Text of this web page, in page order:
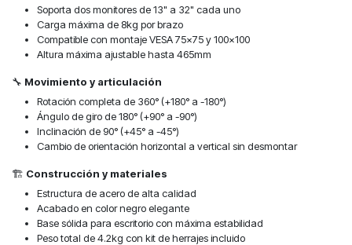
Soporta dos monitores de 13" a 32" cada uno
Carga máxima de 8kg por brazo
Compatible con montaje VESA 75x75 y 100x100
Altura máxima ajustable hasta 465mm
🔧 Movimiento y articulación
Rotación completa de 360° (+180° a -180°)
Ángulo de giro de 180° (+90° a -90°)
Inclinación de 90° (+45° a -45°)
Cambio de orientación horizontal a vertical sin desmontar
🏗️ Construcción y materiales
Estructura de acero de alta calidad
Acabado en color negro elegante
Base sólida para escritorio con máxima estabilidad
Peso total de 4.2kg con kit de herrajes incluido